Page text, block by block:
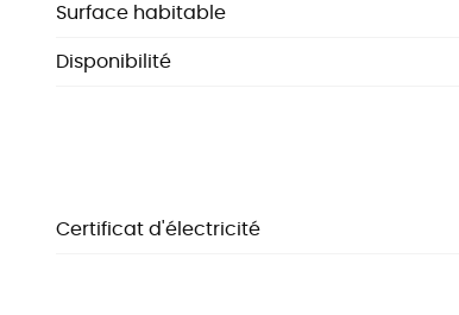
Surface habitable
Disponibilité
Certificat d'électricité